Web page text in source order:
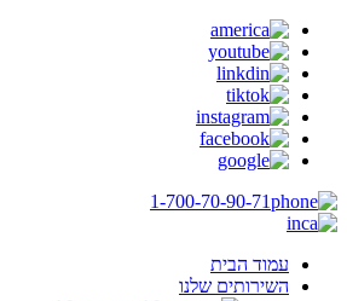
1-700-70-90-71
עמוד הבית
השירותים שלנו